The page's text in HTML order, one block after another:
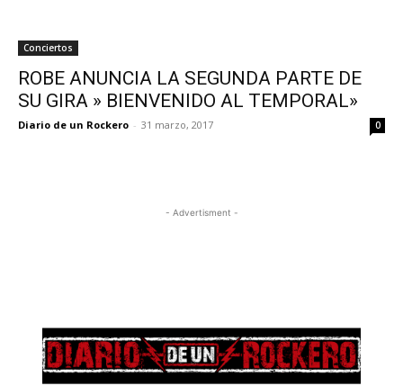
Conciertos
ROBE ANUNCIA LA SEGUNDA PARTE DE
SU GIRA » BIENVENIDO AL TEMPORAL»
Diario de un Rockero - 31 marzo, 2017 0
- Advertisment -